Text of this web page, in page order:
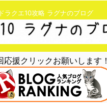
ドラクエ10攻略 ラグナのブログ
応援クリックお願いします！